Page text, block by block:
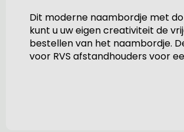
Dit moderne naambordje met
kunt u uw eigen creativiteit de
bestellen van het naambordje.
voor RVS afstandhouders voor